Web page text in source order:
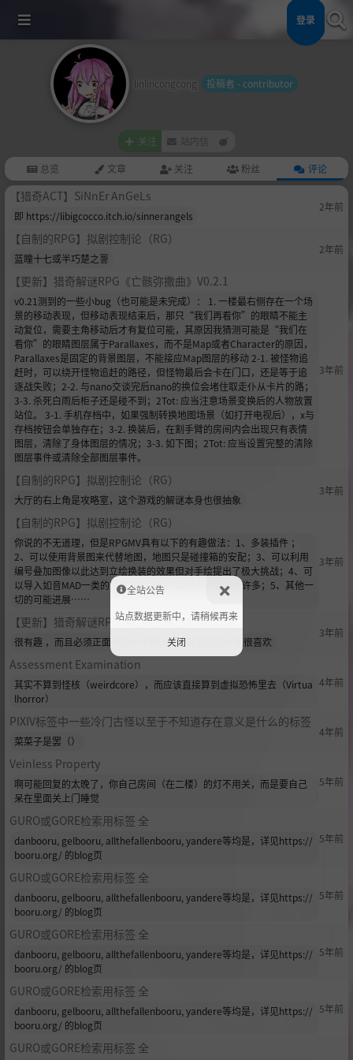
登录
linlincongcong 投稿者 - contributor
关注 站内信
总览 文章 关注 粉丝 评论
【猎奇ACT】SiNnEr AnGeLs
即 https://libigcocco.itch.io/sinnerangels
2年前
【自制的RPG】拟剧控制论（RG）
蓝瞳十七或半巧楚之䛐
2年前
【更新】猎奇解谜RPG《亡骸弥撒曲》V0.2.1
v0.21测到的一些小bug（也可能是未完成）： 1. 一楼最右侧存在一个场
景的移动表现，但移动表现结束后，那只“我们再看你”的眼睛不能主
动复位，需要主角移动后才有复位可能，其原因我猜测可能是“我们在
看你”的眼睛图层属于Parallaxes，而不是Map或者Character的原因，
Parallaxes是固定的背景图层，不能接应Map图层的移动 2-1. 被怪物追
赶时，可以绕开怪物追赶的路径，但怪物最后会卡在门口，还是等于追
逐战失败；2-2. 与nano交谈完后nano的换位会堵住取走仆从卡片的路；
3-3. 杀死白雨后柜子还是碰不到；2Tot: 应当注意场景变换后的人物放置
站位。 3-1. 手机存档中，如果强制转换地图场景（如打开电视后），x与
存档按钮会单独存在；3-2. 换装后，在割手臂的房间内会出现只有表情
图层，清除了身体图层的情况；3-3. 如下图；2Tot: 应当设置完整的清除
图层事件或清除全部图层事件。
3年前
【自制的RPG】拟剧控制论（RG）
大厅的右上角是攻略室，这个游戏的解谜本身也很抽象
3年前
【自制的RPG】拟剧控制论（RG）
你说的不无道理，但是RPGMV具有以下的有趣做法：1、多装插件 ；
2、可以使用背景图来代替地图，地图只是碰撞箱的安配；3、可以利用
编号叠加图像以此达到立绘换装的效果但对手绘提出了极大挑战；4、可
以导入如音MAD一类的影像作为游戏内容但大小会增大许多；5、其他一
切的可能进展……
3年前
【更新】猎奇解谜RPG《亡骸弥撒曲》V0.2.1
很有趣 ，而且必须正面面向一个物体才能调查的设计我很喜欢
3年前
Assessment Examination
其实不算到怪核（weirdcore），而应该直接算到虚拟恐怖里去（Virtua
lhorror）
4年前
PIXIV标签中一些冷门古怪以至于不知道存在意义是什么的标签
菜菜子是罢（）
4年前
Veinless Property
啊可能回复的太晚了，你自己房间（在二楼）的灯不用关，而是要自己
呆在里面关上门睡觉
5年前
GURO或GORE检索用标签 全
danbooru, gelbooru, allthefallenbooru, yandere等均是，详见https://
booru.org/ 的blog页
5年前
GURO或GORE检索用标签 全
danbooru, gelbooru, allthefallenbooru, yandere等均是，详见https://
booru.org/ 的blog页
5年前
GURO或GORE检索用标签 全
danbooru, gelbooru, allthefallenbooru, yandere等均是，详见https://
booru.org/ 的blog页
5年前
GURO或GORE检索用标签 全
danbooru, gelbooru, allthefallenbooru, yandere等均是，详见https://
booru.org/ 的blog页
5年前
GURO或GORE检索用标签 全
全站公告
站点数据更新中，请稍候再来
关闭